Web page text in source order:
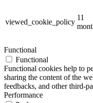
viewed_cookie_policy
11
Functional
Functional
Functional cookies help to
sharing the content of the
feedbacks, and other third-
Performance